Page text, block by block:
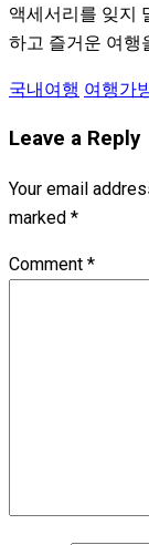
액세서리를 잊지
하고 즐거운 여행
국내여행 여행가
Leave a Reply
Your email
marked *
Comment *